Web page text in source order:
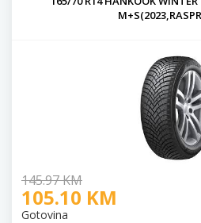
145.97 KM
105.10 KM
Gotovina